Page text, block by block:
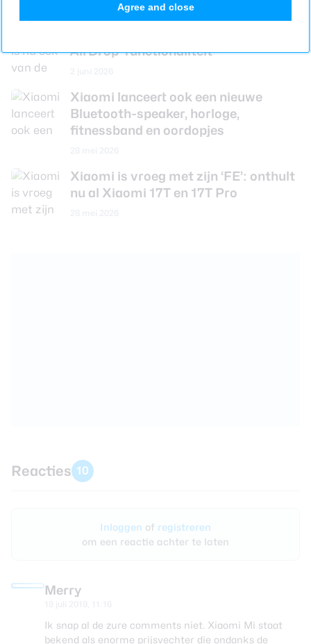
Agree and close
29 juni 2026
AirDrop-functionaliteit
Xiaomi lanceert ook een nieuwe
Bluetooth-speaker, horloge,
fitnessband en oordopjes
Xiaomi is vroeg met zijn ‘FE’: onthult
nu al Xiaomi 17T en 17T Pro
Reacties 10
Inloggen of registreren
om een reactie achter te laten
Merry
Ik snap al de zure comments niet. Xiaomi Mi staat
bekend als enorme prijsvechter die ondanks de